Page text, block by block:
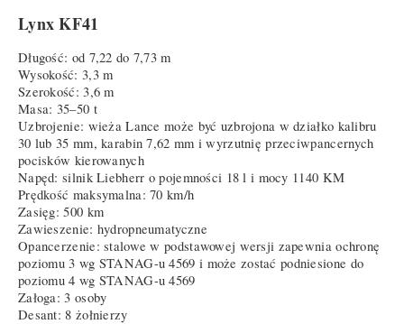
Lynx KF41
Długość: od 7,22 do 7,73 m
Wysokość: 3,3 m
Szerokość: 3,6 m
Masa: 35–50 t
Uzbrojenie: wieża Lance może być uzbrojona w działko kalibru
30 lub 35 mm, karabin 7,62 mm i wyrzutnię przeciwpancernych
pocisków kierowanych
Napęd: silnik Liebherr o pojemności 18 l i mocy 1140 KM
Prędkość maksymalna: 70 km/h
Zasięg: 500 km
Zawieszenie: hydropneumatyczne
Opancerzenie: stalowe w podstawowej wersji zapewnia ochronę
poziomu 3 wg STANAG-u 4569 i może zostać podniesione do
poziomu 4 wg STANAG-u 4569
Załoga: 3 osoby
Desant: 8 żołnierzy